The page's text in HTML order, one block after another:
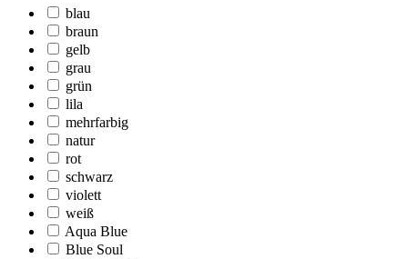
blau
braun
gelb
grau
grün
lila
mehrfarbig
natur
rot
schwarz
violett
weiß
Aqua Blue
Blue Soul